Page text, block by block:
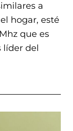
a
hogar, esté
que es
líder del